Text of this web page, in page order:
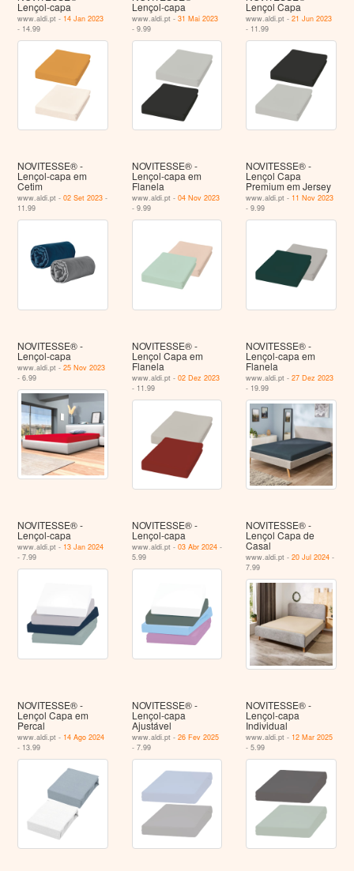
Lençol-capa
www.aldi.pt - 14 Jan 2023
- 14.99
Lençol-capa
www.aldi.pt - 31 Mai 2023
- 9.99
Lençol Capa
www.aldi.pt -21 Jun 2023
- 11.99
NOVITESSE® -
Lençol-capa em
Cetim
www.aldi.pt -02 Set 2023 -
11.99
NOVITESSE® -
Lençol-capa em
Flanela
www.aldi.pt - 04 Nov 2023
- 9.99
NOVITESSE® -
Lençol Capa
Premium em Jersey
www.aldi.pt - 11 Nov 2023
- 9.99
NOVITESSE® -
Lençol-capa
www.aldi.pt -25 Nov 2023
- 6.99
NOVITESSE® -
Lençol Capa em
Flanela
www.aldi.pt - 02 Dez 2023
- 11.99
NOVITESSE® -
Lençol-capa em
Flanela
www.aldi.pt -27 Dez 2023
- 19.99
NOVITESSE® -
Lençol-capa
www.aldi.pt - 13 Jan 2024
- 7.99
NOVITESSE® -
Lençol-capa
www.aldi.pt - 03 Abr 2024-
5.99
NOVITESSE® -
Lençol Capa de
Casal
www.aldi.pt -20 Jul 2024 -
7.99
NOVITESSE® -
Lençol Capa em
Percal
www.aldi.pt - 14 Ago 2024
- 13.99
NOVITESSE® -
Lençol-capa
Ajustável
www.aldi.pt - 26 Fev 2025
- 7.99
NOVITESSE® -
Lençol-capa
Individual
www.aldi.pt - 12 Mar 2025
- 5.99